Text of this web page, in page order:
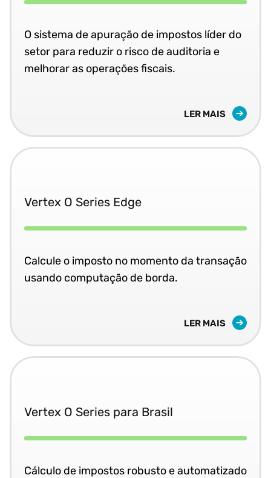
O sistema de apuração de impostos líder do
setor para reduzir o risco de auditoria e
melhorar as operações fiscais.
LER MAIS
Vertex O Series Edge
Calcule o imposto no momento da transação
usando computação de borda.
LER MAIS
Vertex O Series para Brasil
Cálculo de impostos robusto e automatizado